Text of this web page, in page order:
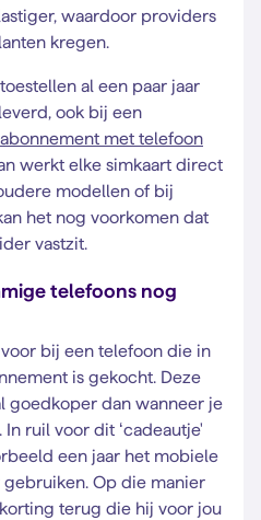
waardoor providers
kregen.
al een paar jaar
ook bij een
abonnement met telefoon
werkt elke simkaart direct
modellen of bij
het nog voorkomen dat
vastzit.
telefoons nog
bij een telefoon die in
is gekocht. Deze
goedkoper dan wanneer je
ruil voor dit ‘cadeautje'
een jaar het mobiele
Op die manier
terug die hij voor jou